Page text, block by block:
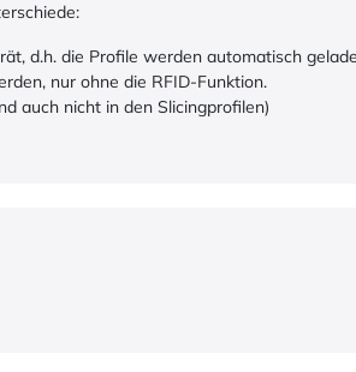
d.h. die Profile werden automatisch
nur ohne die RFID-Funktion.
auch nicht in den Slicingprofilen)